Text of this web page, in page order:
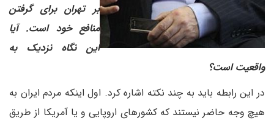
بر تهران برای گرفتن
منافع خود است. آیا
این نگاه نزدیک به
واقعیت است؟
در این رابطه باید به چند نکته اشاره کرد. اول اینکه مردم ایران به
هیچ وجه حاضر نیستند که کشورهای اروپایی و یا آمریکا از طریق